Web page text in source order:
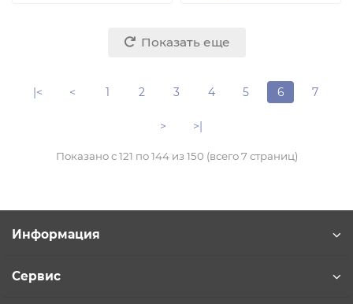
Показать еще
|< < 1 2 3 4 5 6 7
> >|
Показано с 121 по 144 из 150 (всего 7 страниц)
Информация
Сервис